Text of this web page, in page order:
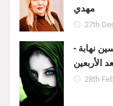
مهدي
27th
نهابة -
28th